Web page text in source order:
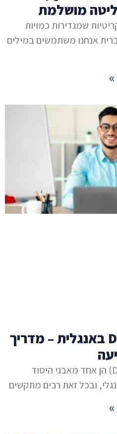
מושלמת
שמגדירות כמויות
אנחנו משתמשים במילים
מהם Determiners באנגלית – מדריך
מילות קביעה (Determiners) הן אחד מאבני היסוד
ובכל זאת רבים מתקשים